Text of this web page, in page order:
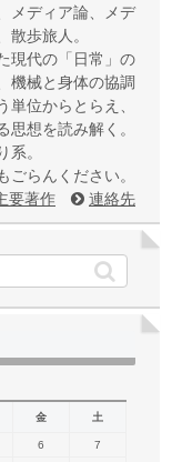
メディア論、メデ
散歩旅人。
現代の「日常」の
機械と身体の協調
位からとらえ、
思想を読み解く。
系。
ごらんください。
要著作 連絡先
金 土
6
7